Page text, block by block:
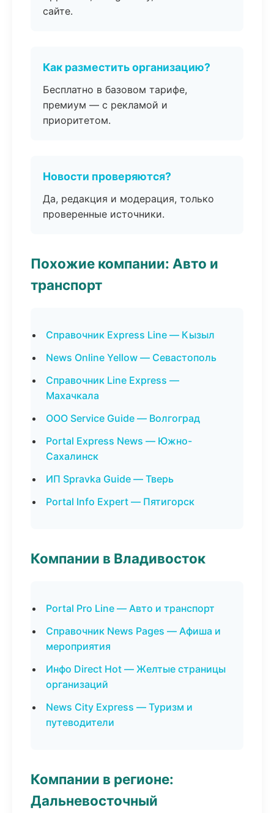
сайте.
Как разместить организацию?
Бесплатно в базовом тарифе,
премиум — с рекламой и
приоритетом.
Новости проверяются?
Да, редакция и модерация, только
проверенные источники.
Похожие компании: Авто и
транспорт
Справочник Express Line — Кызыл
News Online Yellow — Севастополь
Справочник Line Express —
Махачкала
ООО Service Guide — Волгоград
Portal Express News — Южно-
Сахалинск
ИП Spravka Guide — Тверь
Portal Info Expert — Пятигорск
Компании в Владивосток
Portal Pro Line — Авто и транспорт
Справочник News Pages — Афиша и
мероприятия
Инфо Direct Hot — Желтые страницы
организаций
News City Express — Туризм и
путеводители
Компании в регионе:
Дальневосточный